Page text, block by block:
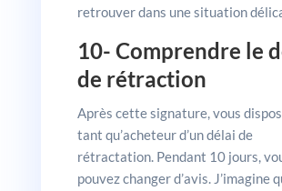
retrouver dans une situation
10- Comprendre le
de rétraction
Après cette signature, vous
tant qu’acheteur d’un délai de
rétractation. Pendant 10 jours,
pouvez changer d’avis. J’imagine